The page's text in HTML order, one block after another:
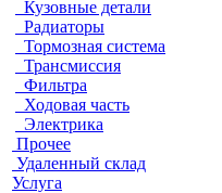
Кузовные детали
Радиаторы
Тормозная система
Трансмиссия
Фильтра
Ходовая часть
Электрика
Прочее
Удаленный склад
Услуга